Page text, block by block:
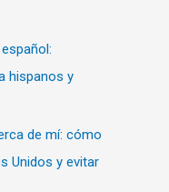
hispanos y
de mí: cómo
Unidos y evitar